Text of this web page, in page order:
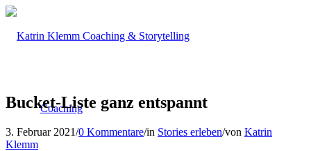
Coaching
Bucket-Liste ganz entspannt
3. Februar 2021/0 Kommentare/in Stories erleben/von Katrin
Klemm